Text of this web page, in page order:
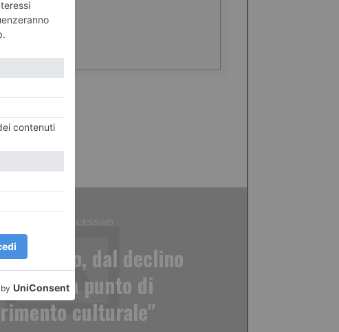
ARTICOLO SUCCESSIVO
"Torino, dal declino
a punto di
culturale"